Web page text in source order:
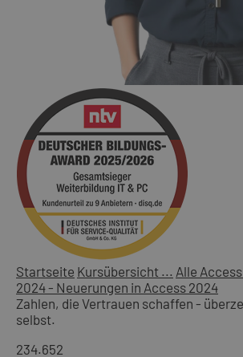
Startseite Kursübersicht ... Alle
2024 - Neuerungen in Access 2024
Zahlen, die Vertrauen schaffen -
selbst.
234.652